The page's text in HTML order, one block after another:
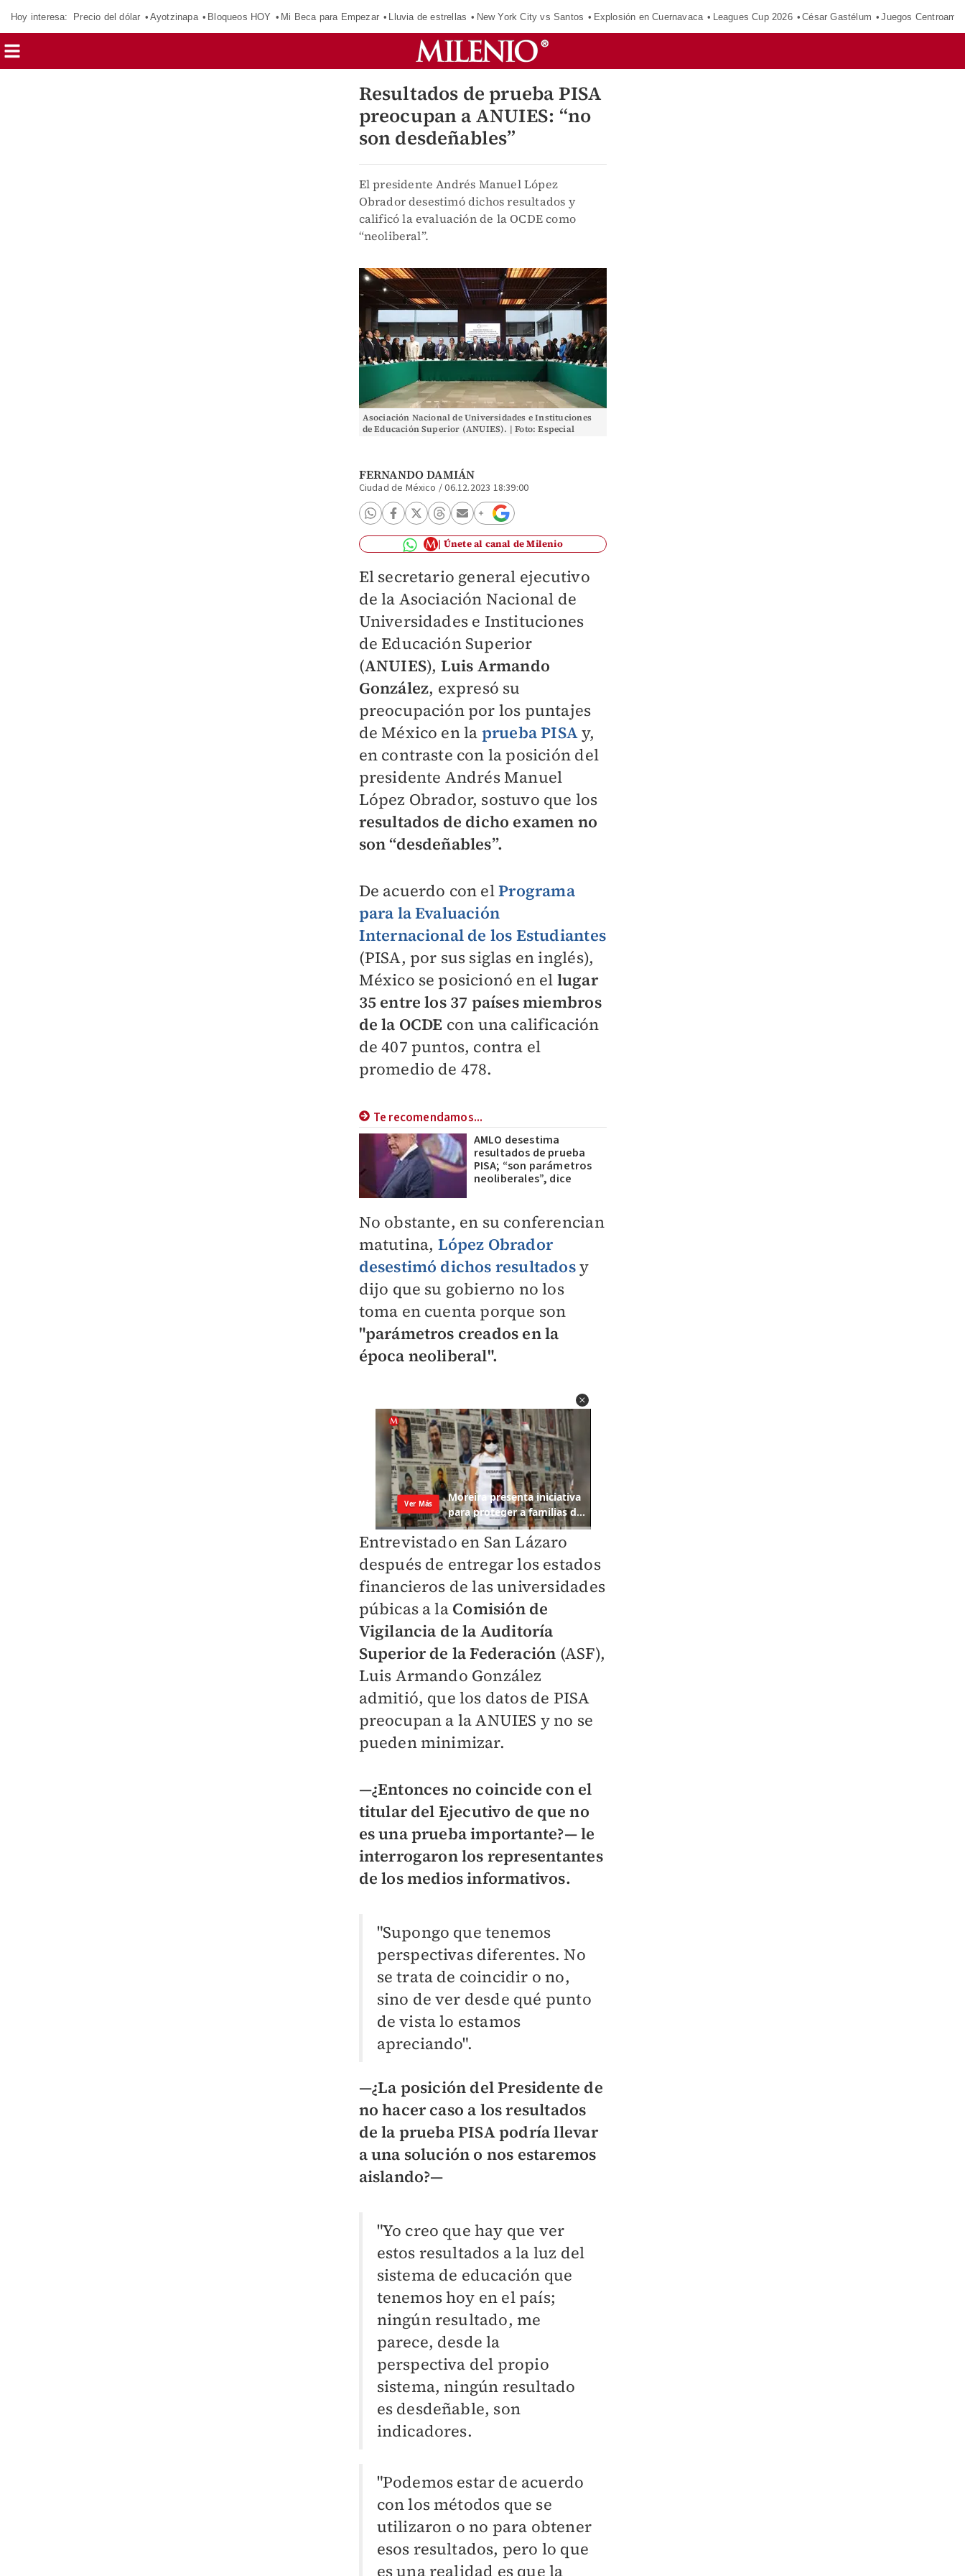
Hoy interesa: Precio del dólar Ayotzinapa Bloqueos HOY Mi Beca para Empezar Lluvia de estrellas New York City vs Santos Explosión en Cuernavaca Leagues Cup 2026 César Gastélum Juegos
Resultados de prueba PISA
preocupan a ANUIES: “no
son desdeñables”
El presidente Andrés Manuel López
Obrador desestimó dichos resultados y
calificó la evaluación de la OCDE como
“neoliberal”.
Asociación Nacional de Universidades e Instituciones
de Educación Superior (ANUIES). | Foto: Especial
FERNANDO DAMIÁN
Ciudad de México /06.12.2023 18:39:00
Únete al canal de Milenio
El secretario general ejecutivo
de la Asociación Nacional de
Universidades e Instituciones
de Educación Superior
(ANUIES), Luis Armando
González, expresó su
preocupación por los puntajes
de México en la prueba PISAy,
en contraste con la posición del
presidente Andrés Manuel
López Obrador, sostuvo que los
resultados de dicho examen no
son “desdeñables”.
De acuerdo con elPrograma
para la Evaluación
Internacional de los Estudiantes
(PISA, por sus siglas en inglés),
México se posicionó en el lugar
35 entre los 37 países miembros
de la OCDE con una calificación
de 407 puntos, contra el
promedio de 478.
Te recomendamos...
AMLO desestima
resultados de prueba
PISA; “son parámetros
neoliberales”, dice
No obstante, en su conferencian
matutina, López Obrador
desestimó dichos resultadosy
dijo que su gobierno no los
toma en cuenta porque son
"parámetros creados en la
época neoliberal".
Entrevistado en San Lázaro
después de entregar los estados
financieros de las universidades
púbicas a la Comisión de
Vigilancia de la Auditoría
Superior de la Federación (ASF),
Luis Armando González
admitió, que los datos de PISA
preocupan a la ANUIES y no se
pueden minimizar.
—¿Entonces no coincide con el
titular del Ejecutivo de que no
es una prueba importante?—le
interrogaron los representantes
de los medios informativos.
"Supongo que tenemos
perspectivas diferentes. No
se trata de coincidir o no,
sino de ver desde qué punto
de vista lo estamos
apreciando".
—¿La posición del Presidente de
no hacer caso a los resultados
de la prueba PISA podría llevar
a una solución o nos estaremos
aislando?—
"Yo creo que hay que ver
estos resultados a la luz del
sistema de educación que
tenemos hoy en el país;
ningún resultado, me
parece, desde la
perspectiva del propio
sistema, ningún resultado
es desdeñable, son
indicadores.
"Podemos estar de acuerdo
con los métodos que se
utilizaron o no para obtener
esos resultados, pero lo que
es una realidad es que la